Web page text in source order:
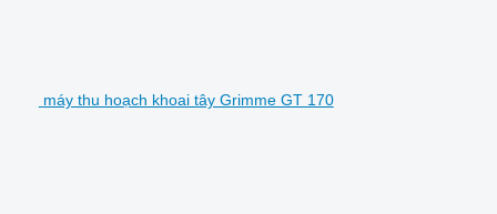
máy thu hoạch khoai tây Grimme GT 170